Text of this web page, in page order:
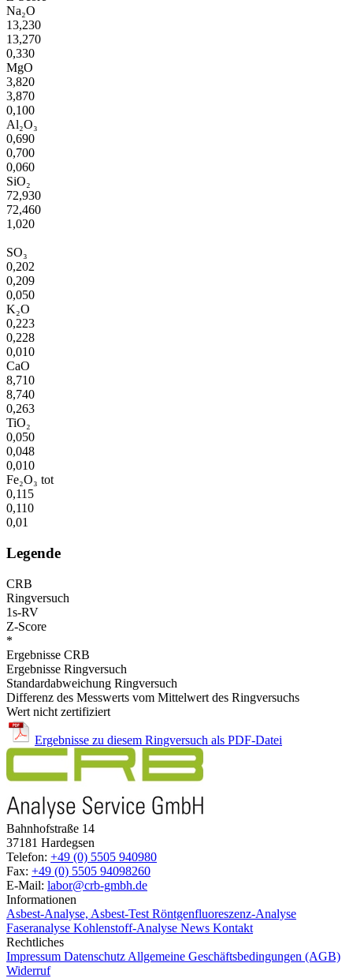
Na₂O
13,230
13,270
0,330
MgO
3,820
3,870
0,100
Al₂O₃
0,690
0,700
0,060
SiO₂
72,930
72,460
1,020
SO₃
0,202
0,209
0,050
K₂O
0,223
0,228
0,010
CaO
8,710
8,740
0,263
TiO₂
0,050
0,048
0,010
Fe₂O₃ tot
0,115
0,110
0,01
Legende
CRB
Ringversuch
1s-RV
Z-Score
*
Ergebnisse CRB
Ergebnisse Ringversuch
Standardabweichung Ringversuch
Differenz des Messwerts vom Mittelwert des Ringversuchs
Wert nicht zertifiziert
Ergebnisse zu diesem Ringversuch als PDF-Datei
Bahnhofstraße 14
37181 Hardegsen
Telefon: +49 (0) 5505 940980
Fax: +49 (0) 5505 94098260
E-Mail: labor@crb-gmbh.de
Informationen
Asbest-Analyse, Asbest-Test Röntgenfluoreszenz-Analyse
Faseranalyse Kohlenstoff-Analyse News Kontakt
Rechtliches
Impressum Datenschutz Allgemeine Geschäftsbedingungen (AGB)
Widerruf